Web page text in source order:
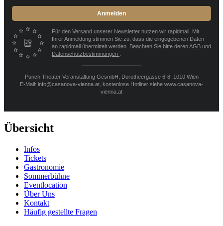
Anmelden
Für den Versand unserer Newsletter nutzen wir rapidmail. Mit
Ihrer Anmeldung stimmen Sie zu, dass die eingegebenen Daten
an rapidmail übermittelt werden. Beachten Sie bitte derenAGB und
Datenschutzbestimmungen
Punch Theater Veranstaltung GesmbH, Dorotheergasse 6-8, 1010 Wien
E-Mail: info@casanova-vienna.at, kostenlose Hotline: siehe www.casanova-
vienna.at
Übersicht
Infos
Tickets
Gastronomie
Sommerbühne
Eventlocation
Über Uns
Kontakt
Häufig gestellte Fragen